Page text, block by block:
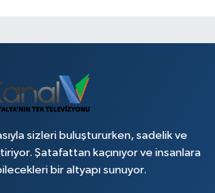
sizleri buluştururken, sadelik ve
Şatafattan kaçınıyor ve insanlara
bir altyapı sunuyor.